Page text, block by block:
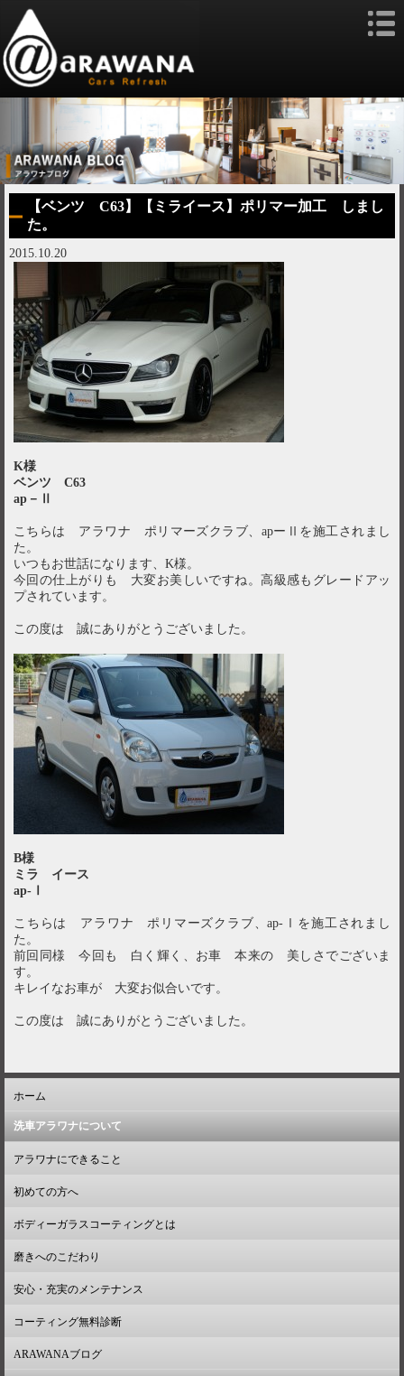
【ベンツ C63】【ミライース】ポリマー加工 しまし
た。
2015.10.20
K様
ベンツ C63
ap－Ⅱ
こちらは アラワナ ポリマーズクラブ、apーⅡを施工されまし
た。
いつもお世話になります、K様。
今回の仕上がりも 大変お美しいですね。高級感もグレードアッ
プされています。
この度は 誠にありがとうございました。
B様
ミラ イース
ap-Ⅰ
こちらは アラワナ ポリマーズクラブ、ap-Ⅰを施工されまし
た。
前回同様 今回も 白く輝く、お車 本来の 美しさでございま
す。
キレイなお車が 大変お似合いです。
この度は 誠にありがとうございました。
ホーム
洗車アラワナについて
アラワナにできること
初めての方へ
ボディーガラスコーティングとは
磨きへのこだわり
安心・充実のメンテナンス
コーティング無料診断
ARAWANAブログ